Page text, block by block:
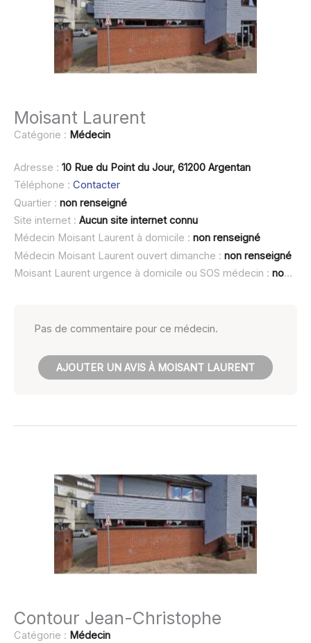
Moisant Laurent
Catégorie : Médecin
Adresse : 10 Rue du Point du Jour, 61200 Argentan
Téléphone : Contacter
Quartier : non renseigné
Site internet : Aucun site internet connu
Médecin Moisant Laurent à domicile : non renseigné
Médecin Moisant Laurent ouvert dimanche : non renseigné
Moisant Laurent urgence à domicile ou SOS médecin : non renseigné
Pas de commentaire pour ce médecin.
AJOUTER UN AVIS À MOISANT LAURENT
Contour Jean-Christophe
Catégorie : Médecin